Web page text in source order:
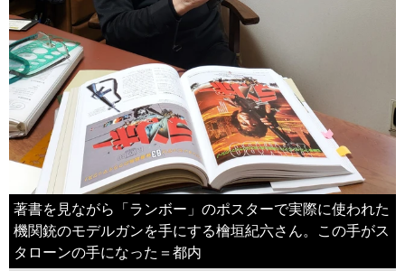
著書を見ながら「ランボー」のポスターで実際に使われた
機関銃のモデルガンを手にする檜垣紀六さん。この手がス
タローンの手になった＝都内